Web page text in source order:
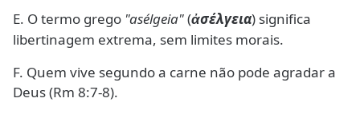
E. O termo grego "asélgeia"(ἀσέλγεια) significa
libertinagem extrema, sem limites morais.
F. Quem vive segundo a carne não pode agradar a
Deus (Rm 8:7-8).